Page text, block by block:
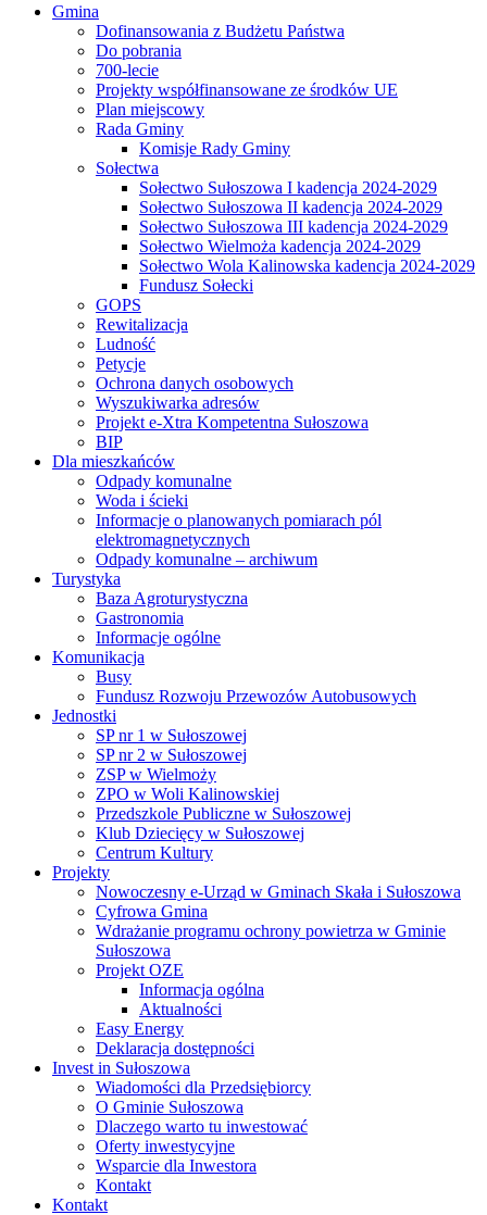
Gmina
Dofinansowania z Budżetu Państwa
Do pobrania
700-lecie
Projekty współfinansowane ze środków UE
Plan miejscowy
Rada Gminy
Komisje Rady Gminy
Sołectwa
Sołectwo Sułoszowa I kadencja 2024-2029
Sołectwo Sułoszowa II kadencja 2024-2029
Sołectwo Sułoszowa III kadencja 2024-2029
Sołectwo Wielmoża kadencja 2024-2029
Sołectwo Wola Kalinowska kadencja 2024-2029
Fundusz Sołecki
GOPS
Rewitalizacja
Ludność
Petycje
Ochrona danych osobowych
Wyszukiwarka adresów
Projekt e-Xtra Kompetentna Sułoszowa
BIP
Dla mieszkańców
Odpady komunalne
Woda i ścieki
Informacje o planowanych pomiarach pól
elektromagnetycznych
Odpady komunalne – archiwum
Turystyka
Baza Agroturystyczna
Gastronomia
Informacje ogólne
Komunikacja
Busy
Fundusz Rozwoju Przewozów Autobusowych
Jednostki
SP nr 1 w Sułoszowej
SP nr 2 w Sułoszowej
ZSP w Wielmoży
ZPO w Woli Kalinowskiej
Przedszkole Publiczne w Sułoszowej
Klub Dziecięcy w Sułoszowej
Centrum Kultury
Projekty
Nowoczesny e-Urząd w Gminach Skała i Sułoszowa
Cyfrowa Gmina
Wdrażanie programu ochrony powietrza w Gminie
Sułoszowa
Projekt OZE
Informacja ogólna
Aktualności
Easy Energy
Deklaracja dostępności
Invest in Sułoszowa
Wiadomości dla Przedsiębiorcy
O Gminie Sułoszowa
Dlaczego warto tu inwestować
Oferty inwestycyjne
Wsparcie dla Inwestora
Kontakt
Kontakt